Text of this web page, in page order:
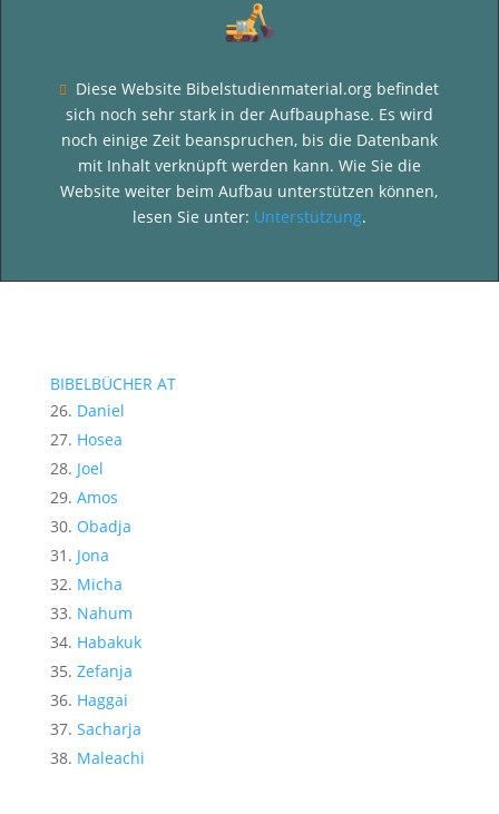

Diese Website Bibelstudienmaterial.org befindet
sich noch sehr stark in der Aufbauphase. Es wird
noch einige Zeit beanspruchen, bis die Datenbank
mit Inhalt verknüpft werden kann. Wie Sie die
Website weiter beim Aufbau unterstützen können,
lesen Sie unter: Unterstützung.
BIBELBÜCHER AT
Daniel
Hosea
Joel
Amos
Obadja
Jona
Micha
Nahum
Habakuk
Zefanja
Haggai
Sacharja
Maleachi